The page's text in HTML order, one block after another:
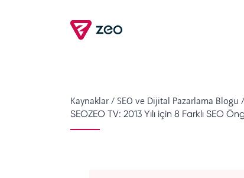
Kaynaklar/SEO ve Dijital Pazarlama Blogu /
SEOZEO TV: 2013 Yılı için 8 Farklı SEO